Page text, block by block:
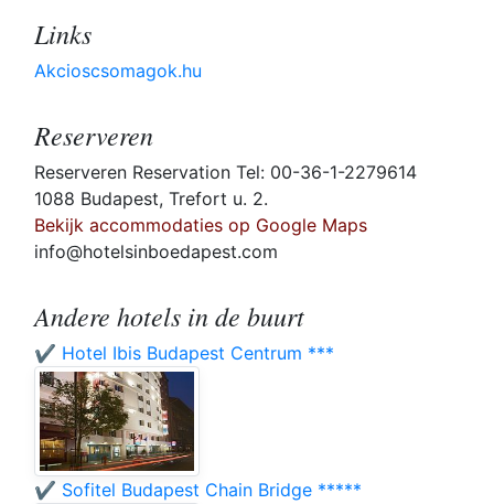
Links
Akcioscsomagok.hu
Reserveren
Reserveren Reservation Tel: 00-36-1-2279614
1088 Budapest, Trefort u. 2.
Bekijk accommodaties op Google Maps
info@hotelsinboedapest.com
Andere hotels in de buurt
✔️ Hotel Ibis Budapest Centrum ***
✔️ Sofitel Budapest Chain Bridge *****